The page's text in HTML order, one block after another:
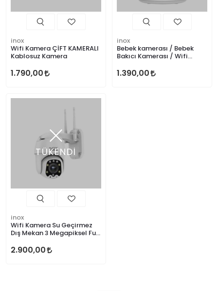
inox
Wifi Kamera ÇİFT KAMERALI
Kablosuz Kamera
1.790,00
inox
Bebek kamerası / Bebek
Bakıcı Kamerası / Wifi
1.390,00
TÜKENDİ
inox
Wifi Kamera Su Geçirmez
Dış Mekan 3 Megapiksel Full
2.900,00